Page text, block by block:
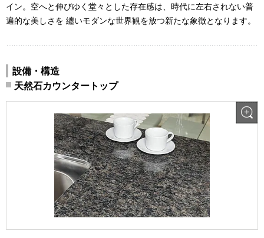
イン。空へと伸びゆく堂々とした存在感は、時代に左右されない普
遍的な美しさを 纏いモダンな世界観を放つ新たな象徴となります。
設備・構造
天然石カウンタートップ